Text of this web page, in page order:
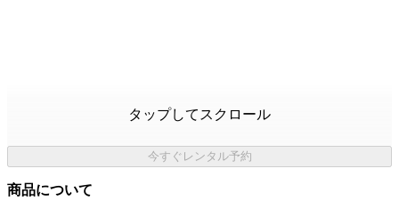
タップしてスクロール
今すぐレンタル予約
商品について